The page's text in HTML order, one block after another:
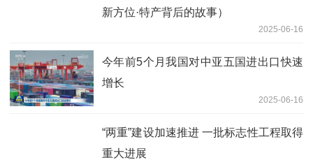
新方位·特产背后的故事）
2025-06-16
今年前5个月我国对中亚五国进出口快速
增长
2025-06-16
“两重”建设加速推进 一批标志性工程取得
重大进展